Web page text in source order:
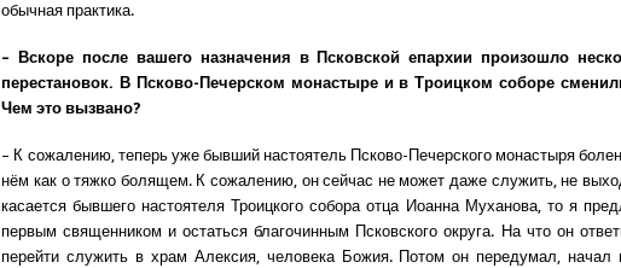
обычная практика.
– Вскоре после вашего назначения в Псковской епархии произошло
перестановок. В Псково-Печерском монастыре и в Троицком соборе
Чем это вызвано?
– К сожалению, теперь уже бывший настоятель Псково-Печерского монастыря
нём как о тяжко болящем. К сожалению, он сейчас не может даже служить, не
касается бывшего настоятеля Троицкого собора отца Иоанна Муханова, то я
первым священником и остаться благочинным Псковского округа. На что он
перейти служить в храм Алексия, человека Божия. Потом он передумал, начал